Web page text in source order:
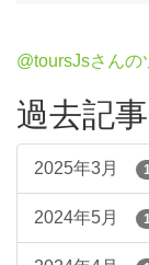
@toursJsさんの
過去記
2025年3月
2024年5月